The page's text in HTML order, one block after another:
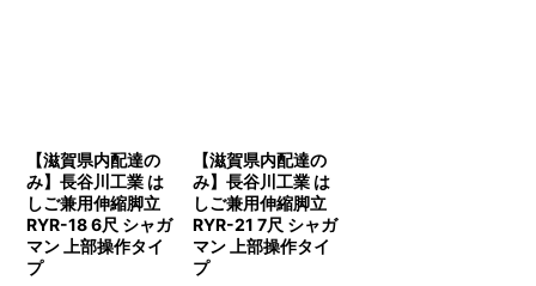
【滋賀県内配達の
み】長谷川工業 は
しご兼用伸縮脚立
RYR-18 6尺 シャガ
マン 上部操作タイ
プ
【滋賀県内配達の
み】長谷川工業 は
しご兼用伸縮脚立
RYR-21 7尺 シャガ
マン 上部操作タイ
プ